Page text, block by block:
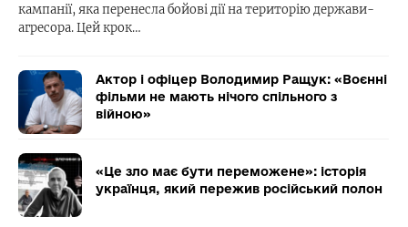
кампанії, яка перенесла бойові дії на територію держави-
агресора. Цей крок…
Актор і офіцер Володимир Ращук: «Воєнні
фільми не мають нічого спільного з
війною»
«Це зло має бути переможене»: історія
українця, який пережив російський полон